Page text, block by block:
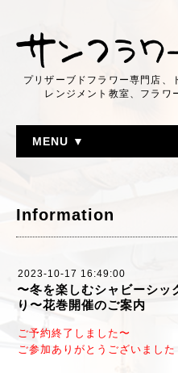
プリザーブドフラワー専門店、
レンジメント教室、フラワ
MENU ▼
Information
2023-10-17 16:49:00
〜冬を楽しむシャビーシッ
り〜花巻開催のご案内
ご予約終了しました〜
ご参加ありがとうございました